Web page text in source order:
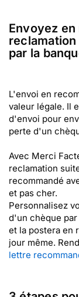
Envoyez
par la
L'envoi en
valeur légale. Il
d'envoi pour
perte d'un
Avec Merci
reclamation
recommandé
et pas cher.
Personnalisez
d'un chèque
et la postera en
jour même.
lettre